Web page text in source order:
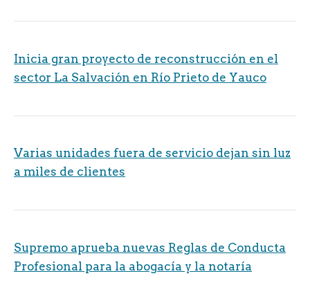
Inicia gran proyecto de reconstrucción en el
sector La Salvación en Río Prieto de Yauco
Varias unidades fuera de servicio dejan sin luz
a miles de clientes
Supremo aprueba nuevas Reglas de Conducta
Profesional para la abogacía y la notaría